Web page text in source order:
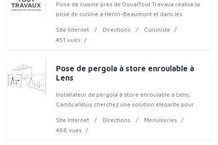
Pose de cuisine près de DouaiTout Travaux réalise la
pose de cuisine à Hénin-Beaumont et dans les
Lens, Carvin, Seclin, Arras et Douai
Site Internet Directions
Cuisiniste
451 vues
Pose de pergola à store enroulable à
Lens
Installateur de pergola à store enroulable à Lens,
CambraiVous cherchez une solution élégante pour
enroulable allie pratic
Site Internet Directions
Menuiseries
488 vues